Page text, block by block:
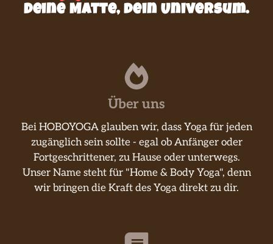
Deine Matte, dein Universum.
Über uns
Bei HOBOYOGA glauben wir, dass Yoga für jeden
zugänglich sein sollte - egal ob Anfänger oder
Fortgeschrittener, zu Hause oder unterwegs.
Unser Name steht für "Home & Body Yoga", denn
wir bringen die Kraft des Yoga direkt zu dir.